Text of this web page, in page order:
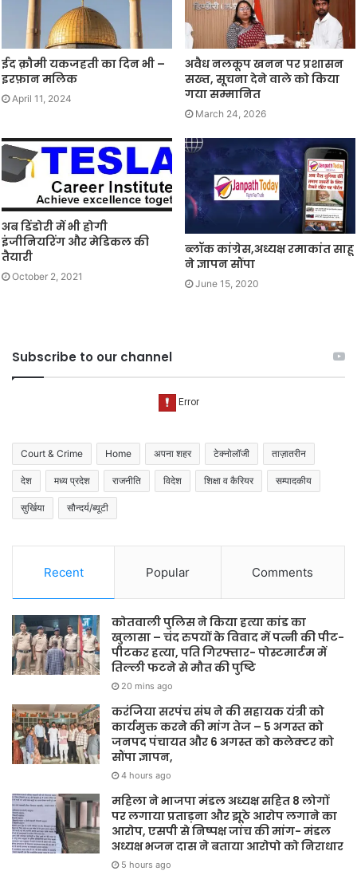
ईद क़ौमी यकजहती का दिन भी –
इरफ़ान मलिक
April 11, 2024
अवैध नलकूप खनन पर प्रशासन
सख्त, सूचना देने वाले को किया
गया सम्मानित
March 24, 2026
अब डिंडोरी में भी होगी
इंजीनियरिंग और मेडिकल की
तैयारी
October 2, 2021
ब्लॉक कांग्रेस,अध्यक्ष रमाकांत साहू
ने ज्ञापन सौंपा
June 15, 2020
Subscribe to our channel
Court & Crime Home अपना शहर टेक्नोलॉजी ताज़ातरीन
देश मध्य प्रदेश राजनीति विदेश शिक्षा व कैरियर सम्पादकीय
सुर्खिया सौन्दर्य/ब्यूटी
Recent Popular Comments
कोतवाली पुलिस ने किया हत्या कांड का
खुलासा – चंद रुपयों के विवाद में पत्नी की पीट-
पीटकर हत्या, पति गिरफ्तार- पोस्टमार्टम में
तिल्ली फटने से मौत की पुष्टि
20 mins ago
करंजिया सरपंच संघ ने की सहायक यंत्री को
कार्यमुक्त करने की मांग तेज – 5 अगस्त को
जनपद पंचायत और 6 अगस्त को कलेक्टर को
सौंपा ज्ञापन,
4 hours ago
महिला ने भाजपा मंडल अध्यक्ष सहित 8 लोगों
पर लगाया प्रताड़ना और झूठे आरोप लगाने का
आरोप, एसपी से निष्पक्ष जांच की मांग- मंडल
अध्यक्ष भजन दास ने बताया आरोपो को निराधार
5 hours ago